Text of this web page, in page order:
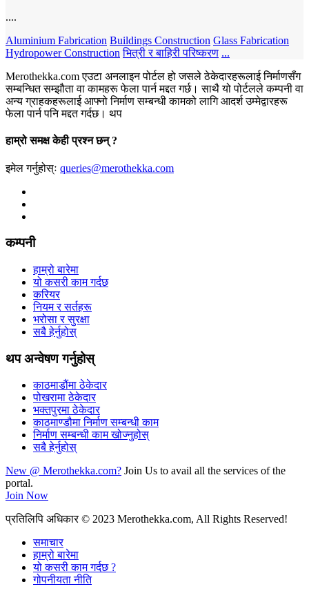
....
Aluminium Fabrication Buildings Construction Glass Fabrication
Hydropower Construction भित्री र बाहिरी परिष्करण ...
Merothekka.com एउटा अनलाइन पोर्टल हो जसले ठेकेदारहरूलाई निर्माणसँग
सम्बन्धित सम्झौता वा कामहरू फेला पार्न मद्दत गर्छ। साथै यो पोर्टलले कम्पनी वा
अन्य ग्राहकहरूलाई आफ्नो निर्माण सम्बन्धी कामको लागि आदर्श उम्मेद्वारहरू
फेला पार्न पनि मद्दत गर्दछ। थप
हाम्रो समक्ष केही प्रश्न छन् ?
इमेल गर्नुहोस्ः queries@merothekka.com
कम्पनी
हाम्रो बारेमा
यो कसरी काम गर्दछ
करियर
नियम र सर्तहरू
भरोसा र सुरक्षा
सबै हेर्नुहोस्
थप अन्वेषण गर्नुहोस्
काठमाडौंमा ठेकेदार
पोखरामा ठेकेदार
भक्तपुरमा ठेकेदार
काठमाण्डौमा निर्माण सम्बन्धी काम
निर्माण सम्बन्धी काम खोज्नुहोस्
सबै हेर्नुहोस्
New @ Merothekka.com? Join Us to avail all the services of the
portal.
Join Now
प्रतिलिपि अधिकार© 2023 Merothekka.com, All Rights Reserved!
समाचार
हाम्रो बारेमा
यो कसरी काम गर्दछ ?
गोपनीयता नीति